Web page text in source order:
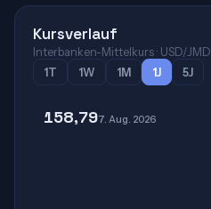
Kursverlauf
Interbanken-Mittelkurs · USD/JMD
1T
1W 1M 1J 5J
158,797. Aug. 2026